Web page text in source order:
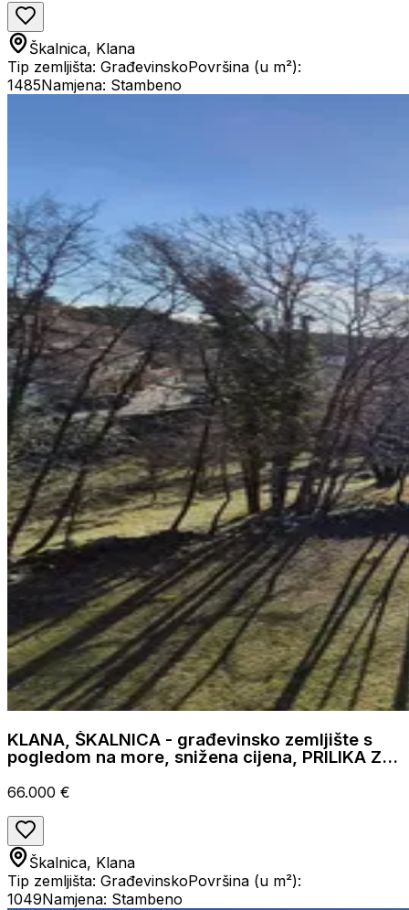
Škalnica, Klana
Tip zemljišta: GrađevinskoPovršina (u m²):
1485Namjena: Stambeno
KLANA, ŠKALNICA - građevinsko zemljište s
pogledom na more, snižena cijena, PRILIKA ZA
66.000 €
Škalnica, Klana
Tip zemljišta: GrađevinskoPovršina (u m²):
1049Namjena: Stambeno